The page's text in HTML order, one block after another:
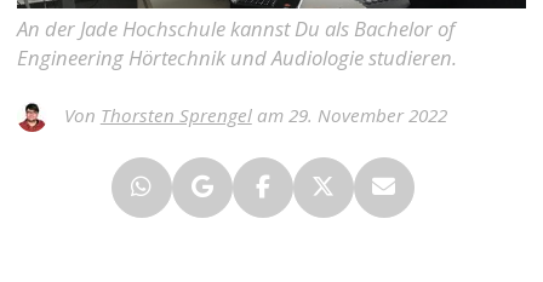
An der Jade Hochschule kannst Du als Bachelor of
Engineering Hörtechnik und Audiologie studieren.
Von Thorsten Sprengelam 29. November 2022